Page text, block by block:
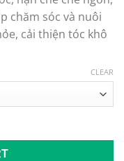
chăm sóc và nuôi
cải thiện tóc khô
CLEAR
Unove Silk Oil